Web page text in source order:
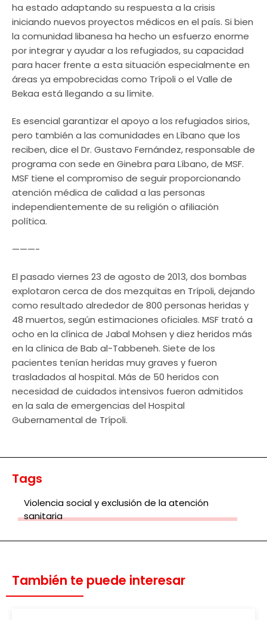
ha estado adaptando su respuesta a la crisis
iniciando nuevos proyectos médicos en el país. Si bien
la comunidad libanesa ha hecho un esfuerzo enorme
por integrar y ayudar a los refugiados, su capacidad
para hacer frente a esta situación especialmente en
áreas ya empobrecidas como Trípoli o el Valle de
Bekaa está llegando a su límite.
Es esencial garantizar el apoyo a los refugiados sirios,
pero también a las comunidades en Líbano que los
reciben, dice el Dr. Gustavo Fernández, responsable de
programa con sede en Ginebra para Líbano, de MSF.
MSF tiene el compromiso de seguir proporcionando
atención médica de calidad a las personas
independientemente de su religión o afiliación
política.
———-
El pasado viernes 23 de agosto de 2013, dos bombas
explotaron cerca de dos mezquitas en Trípoli, dejando
como resultado alrededor de 800 personas heridas y
48 muertos, según estimaciones oficiales. MSF trató a
ocho en la clínica de Jabal Mohsen y diez heridos más
en la clínica de Bab al-Tabbeneh. Siete de los
pacientes tenían heridas muy graves y fueron
trasladados al hospital. Más de 50 heridos con
necesidad de cuidados intensivos fueron admitidos
en la sala de emergencias del Hospital
Gubernamental de Trípoli.
Tags
Violencia social y exclusión de la atención
sanitaria
También te puede interesar